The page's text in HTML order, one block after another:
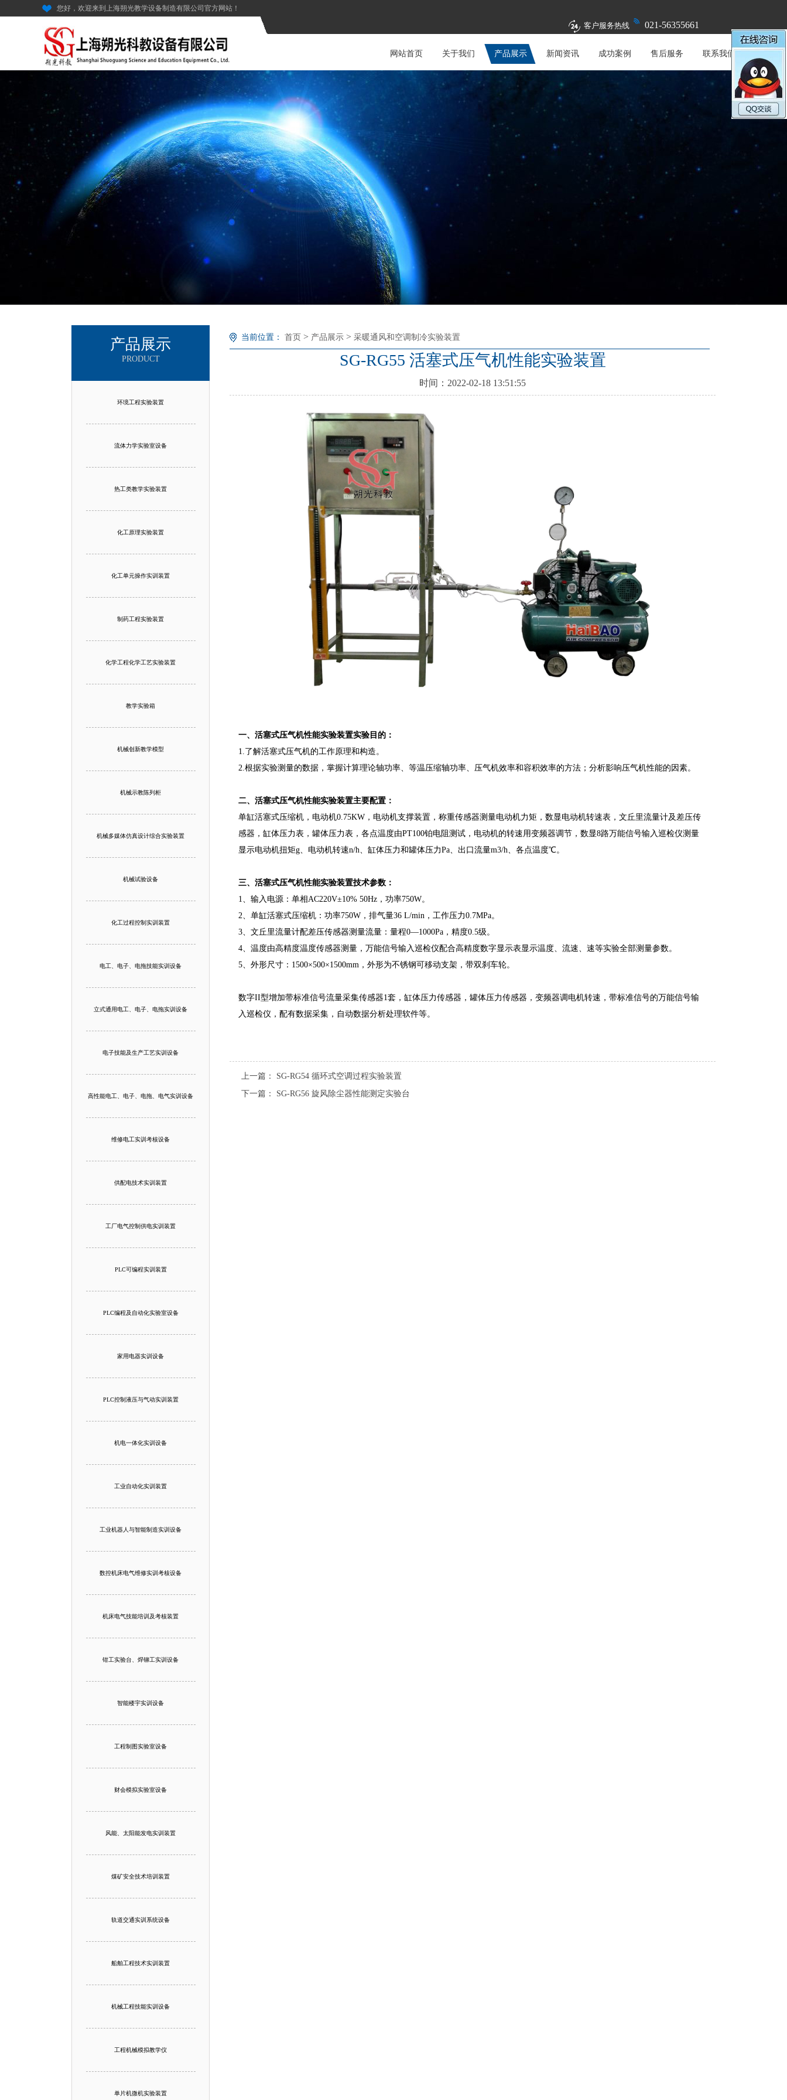
您好，欢迎来到上海朔光教学设备制造有限公司官方网站！
客户服务热线 021-56355661
网站首页 关于我们 产品展示 新闻资讯 成功案例 售后服务 联系我们
产品展示
PRODUCT
环境工程实验装置
流体力学实验室设备
热工类教学实验装置
化工原理实验装置
化工单元操作实训装置
制药工程实验装置
化学工程化学工艺实验装置
教学实验箱
机械创新教学模型
机械示教陈列柜
机械多媒体仿真设计综合实验装置
机械试验设备
化工过程控制实训装置
电工、电子、电拖技能实训设备
立式通用电工、电子、电拖实训设备
电子技能及生产工艺实训设备
高性能电工、电子、电拖、电气实训设备
维修电工实训考核设备
供配电技术实训装置
工厂电气控制供电实训装置
PLC可编程实训装置
PLC编程及自动化实验室设备
家用电器实训设备
PLC控制液压与气动实训装置
机电一体化实训设备
工业自动化实训装置
工业机器人与智能制造实训设备
数控机床电气维修实训考核设备
机床电气技能培训及考核装置
钳工实验台、焊铆工实训设备
智能楼宇实训设备
工程制图实验室设备
财会模拟实验室设备
风能、太阳能发电实训装置
煤矿安全技术培训装置
轨道交通实训系统设备
船舶工程技术实训装置
机械工程技能实训设备
工程机械模拟教学仪
单片机微机实验装置
当前位置： 首页 > 产品展示 > 采暖通风和空调制冷实验装置
SG-RG55 活塞式压气机性能实验装置
时间：2022-02-18 13:51:55
一、活塞式压气机性能实验装置实验目的：
1.了解活塞式压气机的工作原理和构造。
2.根据实验测量的数据，掌握计算理论轴功率、等温压缩轴功率、压气机效率和容积效率的方法；分析影响压气机性能的因素。
二、活塞式压气机性能实验装置主要配置：
单缸活塞式压缩机，电动机0.75KW，电动机支撑装置，称重传感器测量电动机力矩，数显电动机转速表，文丘里流量计及差压传
感器，缸体压力表，罐体压力表，各点温度由PT100铂电阻测试，电动机的转速用变频器调节，数显8路万能信号输入巡检仪测量
显示电动机扭矩g、电动机转速n/h、缸体压力和罐体压力Pa、出口流量m3/h、各点温度℃。
三、活塞式压气机性能实验装置技术参数：
1、输入电源：单相AC220V±10% 50Hz，功率750W。
2、单缸活塞式压缩机：功率750W，排气量36 L/min，工作压力0.7MPa。
3、文丘里流量计配差压传感器测量流量：量程0—1000Pa，精度0.5级。
4、温度由高精度温度传感器测量，万能信号输入巡检仪配合高精度数字显示表显示温度、流速、速等实验全部测量参数。
5、外形尺寸：1500×500×1500mm，外形为不锈钢可移动支架，带双刹车轮。
数字II型增加带标准信号流量采集传感器1套，缸体压力传感器，罐体压力传感器，变频器调电机转速，带标准信号的万能信号输
入巡检仪，配有数据采集，自动数据分析处理软件等。
上一篇： SG-RG54 循环式空调过程实验装置
下一篇： SG-RG56 旋风除尘器性能测定实验台